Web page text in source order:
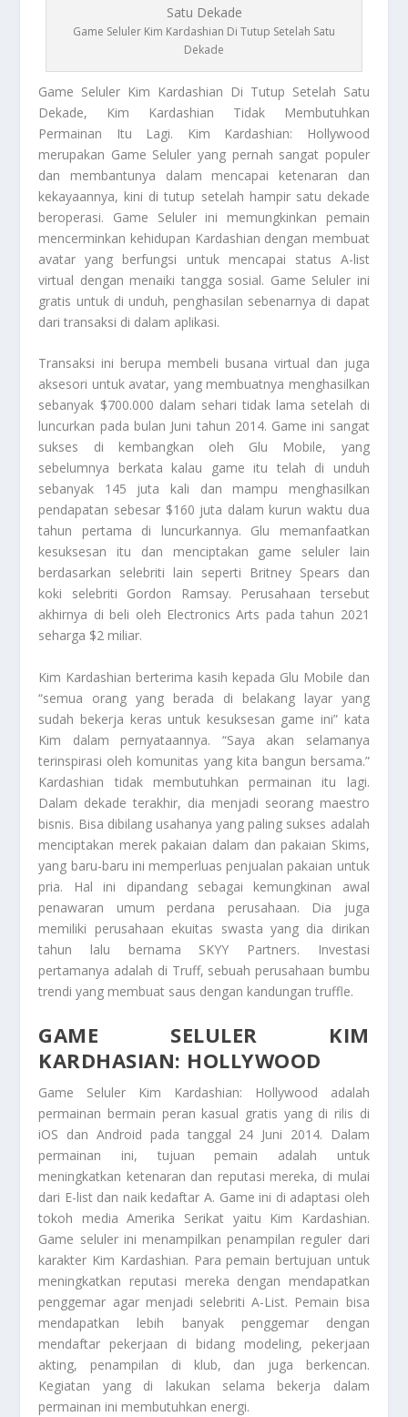
Game Seluler Kim Kardashian Di Tutup Setelah Satu
Dekade
Game Seluler Kim Kardashian Di Tutup Setelah Satu
Dekade, Kim Kardashian Tidak Membutuhkan
Permainan Itu Lagi. Kim Kardashian: Hollywood
merupakan Game Seluler yang pernah sangat populer
dan membantunya dalam mencapai ketenaran dan
kekayaannya, kini di tutup setelah hampir satu dekade
beroperasi. Game Selulerini memungkinkan pemain
mencerminkan kehidupan Kardashian dengan membuat
avatar yang berfungsi untuk mencapai status A-list
virtual dengan menaiki tangga sosial. Game Seluler ini
gratis untuk di unduh, penghasilan sebenarnya di dapat
dari transaksi di dalam aplikasi.
Transaksi ini berupa membeli busana virtual dan juga
aksesori untuk avatar, yang membuatnya menghasilkan
sebanyak $700.000 dalam sehari tidak lama setelah di
luncurkan pada bulan Juni tahun 2014. Game ini sangat
sukses di kembangkan oleh Glu Mobile, yang
sebelumnya berkata kalau game itu telah di unduh
sebanyak 145 juta kali dan mampu menghasilkan
pendapatan sebesar $160 juta dalam kurun waktu dua
tahun pertama di luncurkannya. Glu memanfaatkan
kesuksesan itu dan menciptakan game seluler lain
berdasarkan selebriti lain seperti Britney Spears dan
koki selebriti Gordon Ramsay. Perusahaan tersebut
akhirnya di beli oleh Electronics Arts pada tahun 2021
seharga $2 miliar.
Kim Kardashian berterima kasih kepada Glu Mobile dan
“semua orang yang berada di belakang layar yang
sudah bekerja keras untuk kesuksesan game ini” kata
Kim dalam pernyataannya. “Saya akan selamanya
terinspirasi oleh komunitas yang kita bangun bersama.”
Kardashian tidak membutuhkan permainan itu lagi.
Dalam dekade terakhir, dia menjadi seorang maestro
bisnis. Bisa dibilang usahanya yang paling sukses adalah
menciptakan merek pakaian dalam dan pakaian Skims,
yang baru-baru ini memperluas penjualan pakaian untuk
pria. Hal ini dipandang sebagai kemungkinan awal
penawaran umum perdana perusahaan. Dia juga
memiliki perusahaan ekuitas swasta yang dia dirikan
tahun lalu bernama SKYY Partners. Investasi
pertamanya adalah di Truff, sebuah perusahaan bumbu
trendi yang membuat saus dengan kandungan truffle.
GAME SELULER KIM
KARDHASIAN: HOLLYWOOD
Game Seluler Kim Kardashian: Hollywood adalah
permainan bermain peran kasual gratis yang di rilis di
iOS dan Android pada tanggal 24 Juni 2014. Dalam
permainan ini, tujuan pemain adalah untuk
meningkatkan ketenaran dan reputasi mereka, di mulai
dari E-list dan naik kedaftar A. Game ini di adaptasi oleh
tokoh media Amerika Serikat yaitu Kim Kardashian.
Game seluler ini menampilkan penampilan reguler dari
karakter Kim Kardashian. Para pemain bertujuan untuk
meningkatkan reputasi mereka dengan mendapatkan
penggemar agar menjadi selebriti A-List. Pemain bisa
mendapatkan lebih banyak penggemar dengan
mendaftar pekerjaan di bidang modeling, pekerjaan
akting, penampilan di klub, dan juga berkencan.
Kegiatan yang di lakukan selama bekerja dalam
permainan ini membutuhkan energi.